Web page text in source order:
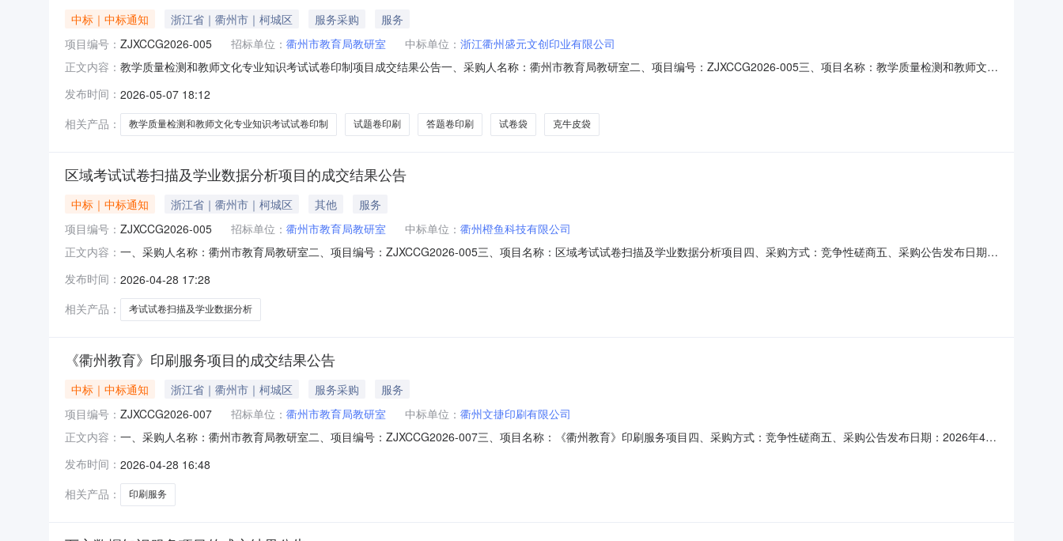
中标｜中标通知 浙江省｜衢州市｜柯城区 服务采购
服务
项目编号： ZJXCCG2026-005 招标单位： 衢州市教育局教研室 中标单位： 浙江衢州盛元文创印业有限公司
正文内容： 教学质量检测和教师文化专业知识考试试卷印制项目成交结果公告一、采购人名称：衢州市教育局教研室二、项目编号：ZJXCCG2026-005三、项目名称：教学质量检测和教师文化
测和教师文化专业知识考试试卷印制项目1项/成交供应商名称浙江衢州盛元文创印业有限公司成交供应商地址衢州市东港八路58号成交单价：序号内容规格成交单价（单位：元/张）
1试题卷印刷六开
发布时间： 2026-05-07 18:12
相关产品：
教学质量检测和教师文化专业知识考试试卷印制 试题卷印刷 答题卷印刷 试卷袋 克牛皮袋
区域考试试卷扫描及学业数据分析项目的成交结果公告
中标｜中标通知 浙江省｜衢州市｜柯城区 其他
服务
项目编号： ZJXCCG2026-005 招标单位： 衢州市教育局教研室 中标单位： 衢州橙鱼科技有限公司
正文内容： 一、采购人名称：衢州市教育局教研室二、项目编号：ZJXCCG2026-005三、项目名称：区域考试试卷扫描及学业数据分析项目四、采购方式：竞争性磋商五、采购公告发布日期：
有限公司成交供应商地址浙江省衢州市衢江区东方广场1幢514-88室八、公告期限自本公告发布之日起1个工作日。九、其他补充事宜各参加采购活动的供应商认为该成交结果和采
购过程等
发布时间： 2026-04-28 17:28
相关产品：
考试试卷扫描及学业数据分析
《衢州教育》印刷服务项目的成交结果公告
中标｜中标通知 浙江省｜衢州市｜柯城区 服务采购
服务
项目编号： ZJXCCG2026-007 招标单位： 衢州市教育局教研室 中标单位： 衢州文捷印刷有限公司
正文内容： 一、采购人名称：衢州市教育局教研室二、项目编号：ZJXCCG2026-007三、项目名称：《衢州教育》印刷服务项目四、采购方式：竞争性磋商五、采购公告发布日期：2026年4月
地址衢州市柯城区百汇路682号八、公告期限自本公告发布之日起1个工作日。九、其他补充事宜各参加采购活动的供应商认为该成交结果和采购过程等使自己的权益受到损害的，可
以自本公告
发布时间： 2026-04-28 16:48
相关产品：
印刷服务